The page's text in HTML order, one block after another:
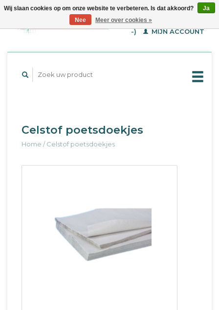
WINKELWAGEN (€--,-
-)
MIJN ACCOUNT
Celstof poetsdoekjes
Home /Celstof poetsdoekjes
Wij slaan cookies op om onze website te verbeteren. Is dat akkoord?
Ja
Nee
Meer over cookies »